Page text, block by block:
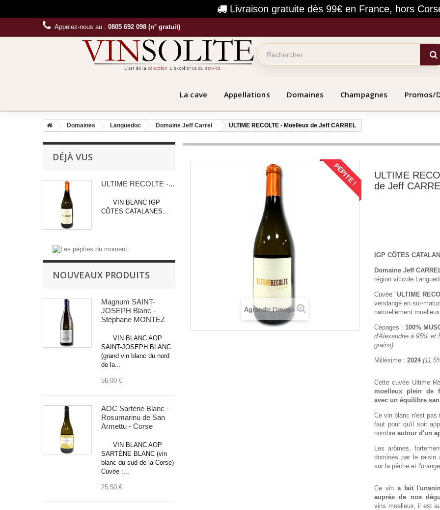
Livraison gratuite dès 99€ en France, hors
Appelez-nous au : 0805 692 098 (n° gratuit)
La cave Appellations Domaines Champagnes Promos/
Domaines Languedoc Domaine Jeff Carrel ULTIME RECOLTE - Moelleux de Jeff CARREL
DÉJÀ VUS
ULTIME RECOLTE -...
VIN BLANC IGP
CÔTES CATALANES...
NOUVEAUX PRODUITS
Magnum SAINT-
JOSEPH Blanc -
Stéphane MONTEZ
VIN BLANC AOP
SAINT-JOSEPH BLANC
(grand vin blanc du nord
de la...
56,00 €
AOC Sartène Blanc -
Rosumarinu de San
Armettu - Corse
VIN BLANC AOP
SARTÈNE BLANC (vin
blanc du sud de la Corse)
Cuvée :...
25,50 €
PÉPITE !
Agrandir l'image
ULTIME
de Jeff
IGP CÔTES
Domaine Jeff
région viticole
Cuvée "ULTIME
vendangé en sur-
naturellement moelleux
Cépages : 100%
d'Alexandrie à 95% et
grains)
Millésime : 2024
Cette cuvée Ultime
moelleux plein de
avec un équilibre
Ce vin blanc n'est pas
faut pour qu'il soit
nombre autour d'un
Les arômes,
dominés par le raisin
sur la pêche et l'orange.
Ce vin a fait
auprès de nos
vins moelleux, il est